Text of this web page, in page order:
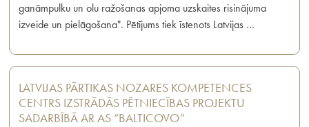
ganāmpulku un olu ražošanas apjoma uzskaites risinājuma
izveide un pielāgošana". Pētījums tiek īstenots Latvijas …
LATVIJAS PĀRTIKAS NOZARES KOMPETENCES
CENTRS IZSTRĀDĀS PĒTNIECĪBAS PROJEKTU
SADARBĪBĀ AR AS “BALTICOVO”